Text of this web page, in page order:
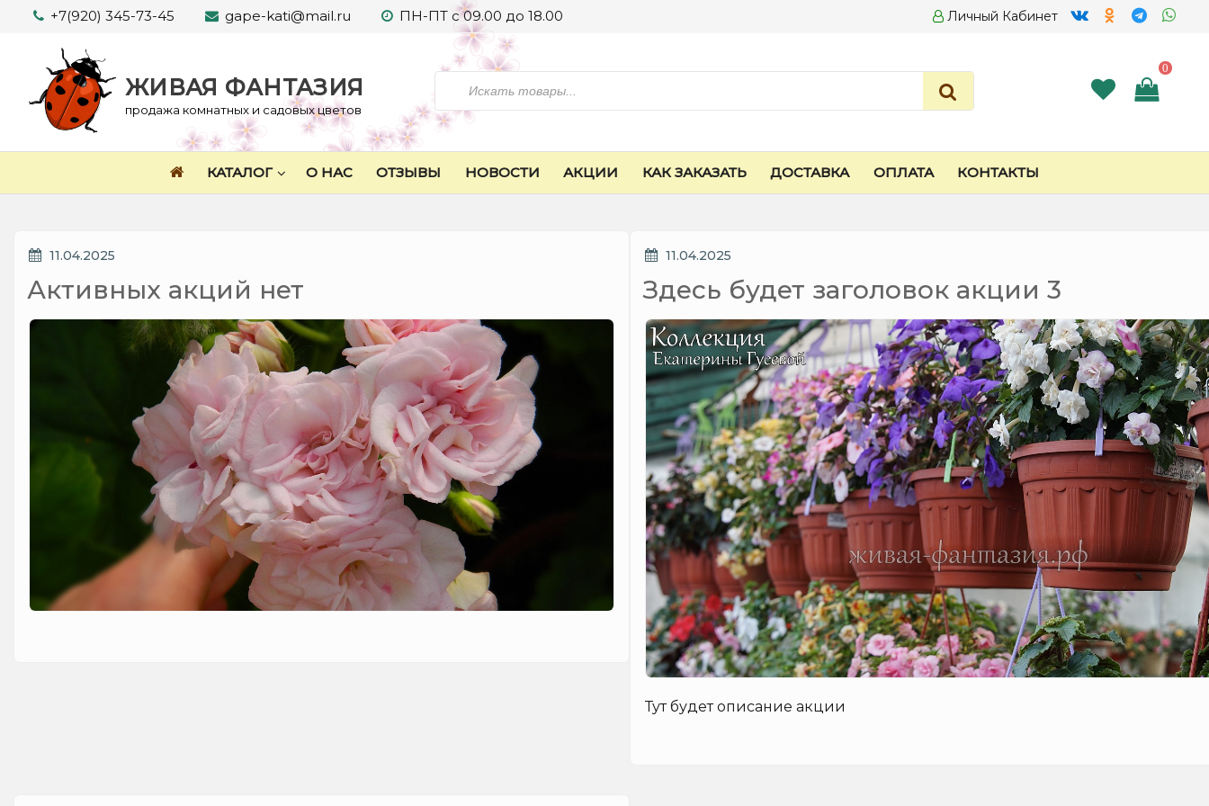
Перейти
содержимому
+7(920) 345-73-45 gape-kati@mail.ru ПН-ПТ с 09.00 до 18.00 Личный Кабинет
ЖИВАЯ ФАНТАЗИЯ
продажа комнатных и садовых цветов
0
КАТАЛОГ О НАС ОТЗЫВЫ НОВОСТИ АКЦИИ КАК ЗАКАЗАТЬ ДОСТАВКА ОПЛАТА КОНТАКТЫ
ОПУБЛИКОВАНО
11.04.2025
Активных акций нет
ОПУБЛИКОВАНО
11.04.2025
Здесь будет заголовок акции 3
Тут будет описание акции